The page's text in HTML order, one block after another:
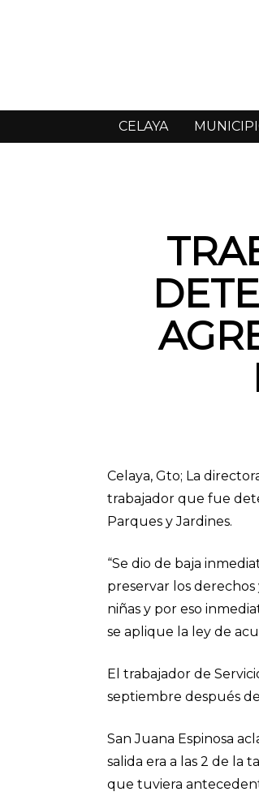
CELAYA
Celaya, Gto; La
trabajador que fue
Parques y Jardines.
“Se dio de baja
preservar los
niñas y por eso
se aplique la ley de
El trabajador de
septiembre después
San Juana Espinosa
salida era a las 2 de
que tuviera